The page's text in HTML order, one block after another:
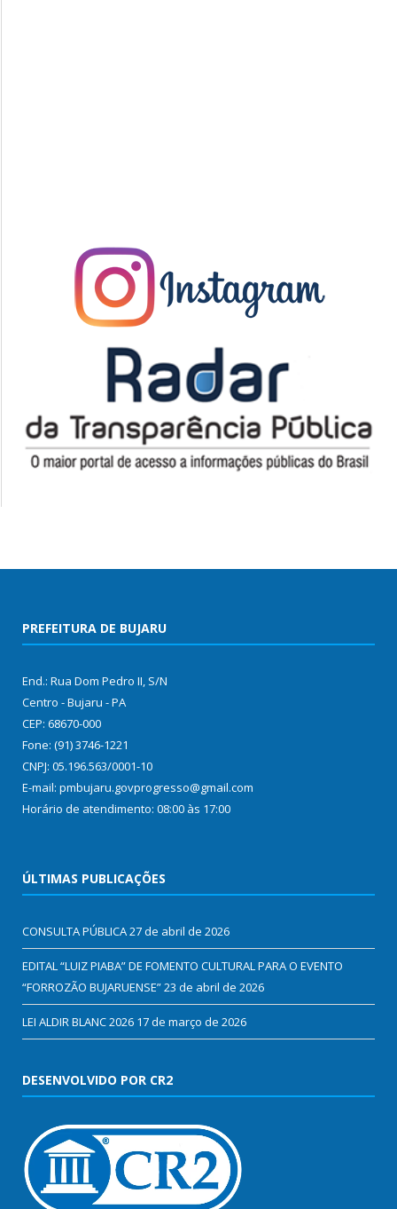
PREFEITURA DE BUJARU
End.: Rua Dom Pedro II, S/N
Centro - Bujaru - PA
CEP: 68670-000
Fone: (91) 3746-1221
CNPJ: 05.196.563/0001-10
E-mail: pmbujaru.govprogresso@gmail.com
Horário de atendimento: 08:00 às 17:00
ÚLTIMAS PUBLICAÇÕES
CONSULTA PÚBLICA27 de abril de 2026
EDITAL “LUIZ PIABA” DE FOMENTO CULTURAL PARA O EVENTO
“FORROZÃO BUJARUENSE”23 de abril de 2026
LEI ALDIR BLANC 2026 17 de março de 2026
DESENVOLVIDO POR CR2